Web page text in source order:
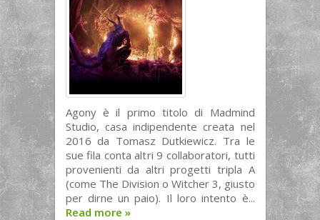
Agony è il primo titolo di Madmind
Studio, casa indipendente creata nel
2016 da Tomasz Dutkiewicz. Tra le
sue fila conta altri 9 collaboratori, tutti
provenienti da altri progetti tripla A
(come The Division o Witcher 3, giusto
per dirne un paio). Il loro intento è...
Read more »